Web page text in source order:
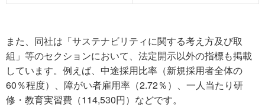
また、同社は「サステナビリティに関する考え方及び取
組」等のセクションにおいて、法定開示以外の指標も掲載
しています。例えば、中途採用比率（新規採用者全体の
60％程度）、障がい者雇用率（2.72％）、一人当たり研
修・教育実習費（114,530円）などです。